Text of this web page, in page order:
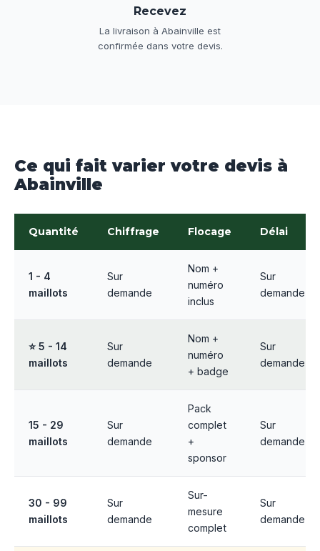
Recevez
La livraison à Abainville est
confirmée dans votre devis.
Ce qui fait varier votre devis à
Abainville
Quantité Chiffrage Flocage Délai
1 - 4
maillots
Sur
demande
Nom +
numéro
inclus
Sur
demande
⭐ 5 - 14
maillots
Sur
demande
Nom +
numéro
+ badge
Sur
demande
15 - 29
maillots
Sur
demande
Pack
complet
+
sponsor
Sur
demande
30 - 99
maillots
Sur
demande
Sur-
mesure
complet
Sur
demande